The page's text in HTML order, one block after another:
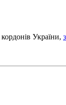
України,